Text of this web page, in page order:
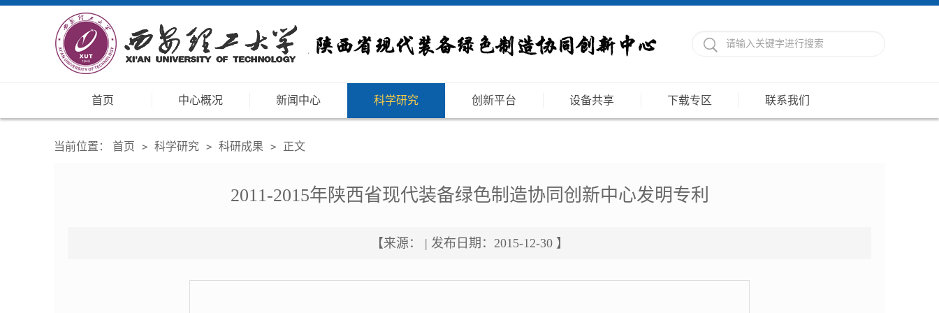
首页 中心概况 新闻中心 科学研究 创新平台 设备共享 下载专区 联系我们
当前位置： 首页 > 科学研究 > 科研成果 > 正文
2011-2015年陕西省现代装备绿色制造协同创新中心发明专利
【来源： | 发布日期：2015-12-30 】